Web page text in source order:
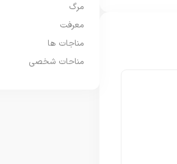
مرگ
معرفت
مناجات ها
مناحات شخصی